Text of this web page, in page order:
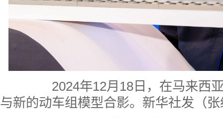
2024年12月18日，在马来西
与新的动车组模型合影。新华社发（